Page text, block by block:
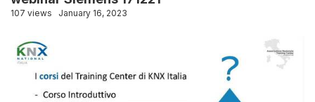
107 views January 16, 2023